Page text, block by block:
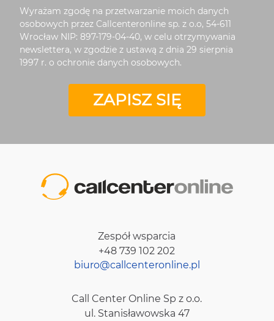
Wyrażam zgodę na przetwarzanie moich danych
osobowych przez Callcenteronline sp. z o.o, 54-611
Wrocław NIP: 897-179-04-40, w celu otrzymywania
newslettera, w zgodzie z ustawą z dnia 29 sierpnia
1997 r. o ochronie danych osobowych.
ZAPISZ SIĘ
Zespół wsparcia
+48 739 102 202
biuro@callcenteronline.pl
Call Center Online Sp z o.o.
ul. Stanisławowska 47